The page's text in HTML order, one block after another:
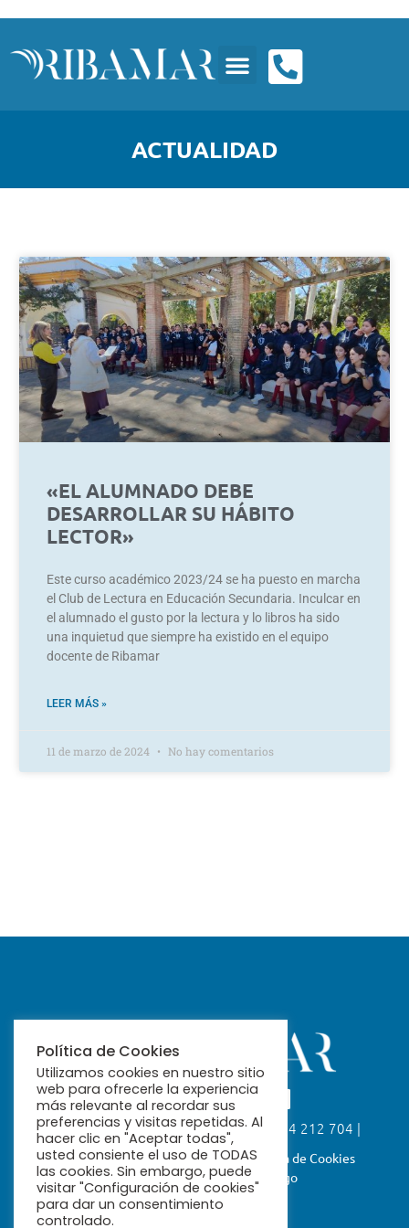
ACTUALIDAD
«EL ALUMNADO DEBE
DESARROLLAR SU HÁBITO
LECTOR»
Este curso académico 2023/24 se ha puesto en marcha
el Club de Lectura en Educación Secundaria. Inculcar en
el alumnado el gusto por la lectura y lo libros ha sido
una inquietud que siempre ha existido en el equipo
docente de Ribamar
LEER MÁS »
11 de marzo de 2024 No hay comentarios
Calle Fabiola, 26. 41004 Sevilla | 954 212 704 |
ribamar@ribamar.org
Aviso LegalPolítica de PrivacidadPolítica de Cookies
Términos y Condiciones de Pago
Política de Cookies
Utilizamos cookies en nuestro sitio
web para ofrecerle la experiencia
más relevante al recordar sus
preferencias y visitas repetidas. Al
hacer clic en "Aceptar todas",
usted consiente el uso de TODAS
las cookies. Sin embargo, puede
visitar "Configuración de cookies"
para dar un consentimiento
controlado.